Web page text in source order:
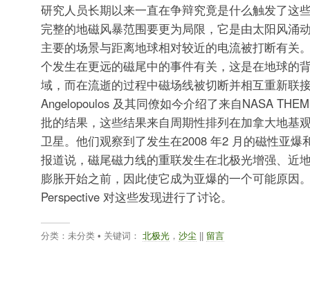
研究人员长期以来一直在争辩究竟是什么触发了这
完整的地磁风暴范围要更为局限，它是由太阳风涌
主要的场景与距离地球相对较近的电流被打断有关
个发生在更远的磁尾中的事件有关，这是在地球的
域，而在流逝的过程中磁场线被切断并相互重新联
Angelopoulos 及其同僚如今介绍了来自NASA
批的结果，这些结果来自周期性排列在加拿大地基
卫星。他们观察到了发生在2008 年2 月的磁性亚爆
报道说，磁尾磁力线的重联发生在北极光增强、近
膨胀开始之前，因此使它成为亚爆的一个可能原因
Perspective 对这些发现进行了讨论。
分类：未分类 • 关键词： 北极光， 沙尘 留言